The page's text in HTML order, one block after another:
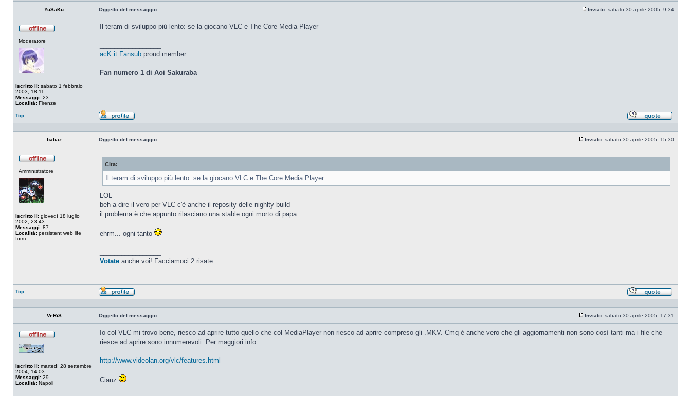
_YuSaKu_
Oggetto del messaggio:
Inviato: sabato 30 aprile 2005, 9:34
Moderatore
Iscritto il: sabato 1 febbraio
2003, 18:11
Messaggi: 23
Località: Firenze
Il teram di sviluppo più lento: se la giocano VLC e The Core Media Player
acK.it Fansub proud member
Fan numero 1 di Aoi Sakuraba
Top
Profilo
babaz
Oggetto del messaggio:
Inviato: sabato 30 aprile 2005, 15:30
Amministratore
Iscritto il: giovedì 18 luglio
2002, 23:43
Messaggi: 87
Località: persistent web life
form
Cita:
Il teram di sviluppo più lento: se la giocano VLC e The Core Media Player
LOL
beh a dire il vero per VLC c'è anche il reposity delle nighlty build
il problema è che appunto rilasciano una stable ogni morto di papa
ehrm... ogni tanto
Votate anche voi! Facciamoci 2 risate...
Top
Profilo
VeRiS
Oggetto del messaggio:
Inviato: sabato 30 aprile 2005, 17:31
Iscritto il: martedì 28 settembre
2004, 14:03
Messaggi: 29
Località: Napoli
Io col VLC mi trovo bene, riesco ad aprire tutto quello che col MediaPlayer non riesco ad aprire compreso gli .MKV. Cmq è anche vero che gli aggiornamenti non sono così tanti ma i file che
riesce ad aprire sono innumerevoli. Per maggiori info :
http://www.videolan.org/vlc/features.html
Ciauz